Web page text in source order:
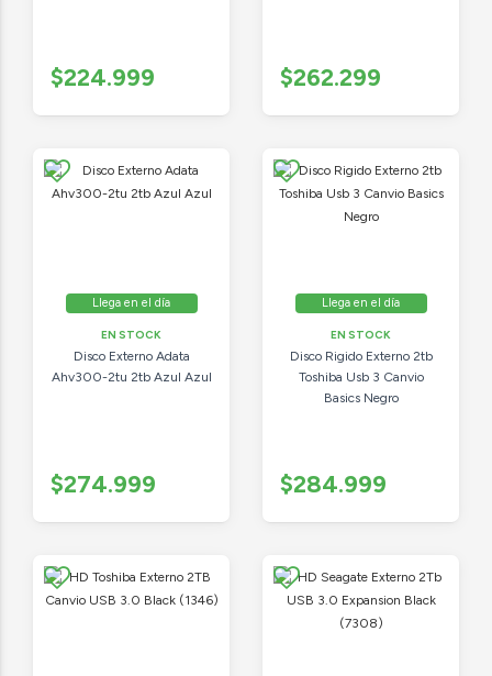
$224.999 $262.299
Llega en el día
EN STOCK
Disco Externo Adata
Ahv300-2tu 2tb Azul Azul
$274.999
Llega en el día
EN STOCK
Disco Rigido Externo 2tb
Toshiba Usb 3 Canvio
Basics Negro
$284.999